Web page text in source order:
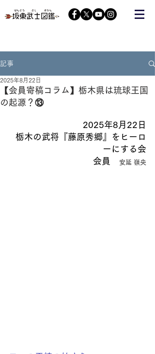
記事
【会員寄稿コラム】栃木県は琉球王国
の起源？⑬
2025年8月22日
2025年8月22日
栃木の武将『藤原秀郷』をヒーロ
ーにする会
会員
安延 嶺央